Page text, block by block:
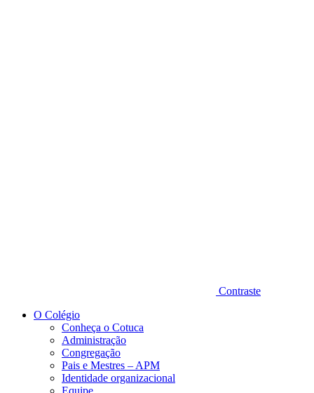
Contraste
O Colégio
Conheça o Cotuca
Administração
Congregação
Pais e Mestres – APM
Identidade organizacional
Equipe